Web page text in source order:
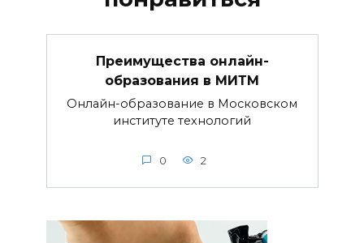
Преимущества онлайн-
образования в МИТМ
Онлайн-образование в Московском
институте технологий
0 2